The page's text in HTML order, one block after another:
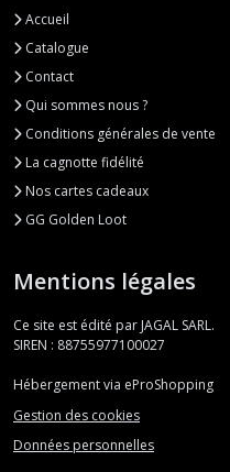
Accueil
Catalogue
Contact
Qui sommes nous ?
Conditions générales de vente
La cagnotte fidélité
Nos cartes cadeaux
GG Golden Loot
Mentions légales
Ce site est édité par JAGAL SARL.
SIREN : 88755977100027
Hébergement via eProShopping
Gestion des cookies
Données personnelles